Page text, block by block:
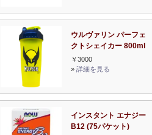
ウルヴァリン パーフェ
クトシェイカー 800ml
￥3000
» 詳細を見る
インスタント エナジー
B12 (75パケット)